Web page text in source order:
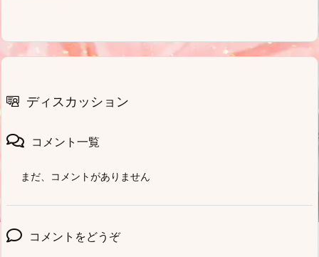
ディスカッション
コメント一覧
まだ、コメントがありません
コメントをどうぞ